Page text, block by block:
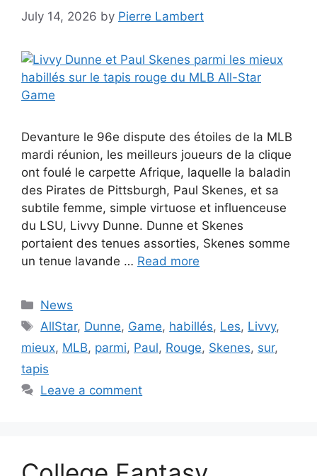
July 14, 2026 by Pierre Lambert
Devanture le 96e dispute des étoiles de la MLB
mardi réunion, les meilleurs joueurs de la clique
ont foulé le carpette Afrique, laquelle la baladin
des Pirates de Pittsburgh, Paul Skenes, et sa
subtile femme, simple virtuose et influenceuse
du LSU, Livvy Dunne. Dunne et Skenes
portaient des tenues assorties, Skenes somme
un tenue lavande … Read more
Categories
News
Tags
AllStar, Dunne, Game, habillés, Les, Livvy,
mieux, MLB, parmi, Paul, Rouge, Skenes, sur,
tapis
Leave a comment